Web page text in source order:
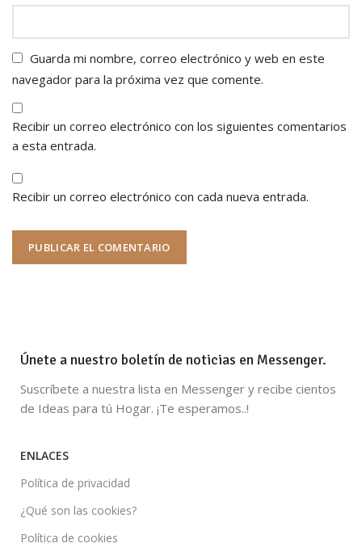
Guarda mi nombre, correo electrónico y web en este
navegador para la próxima vez que comente.
Recibir un correo electrónico con los siguientes comentarios
a esta entrada.
Recibir un correo electrónico con cada nueva entrada.
Únete a nuestro boletín de noticias en Messenger.
Suscríbete a nuestra lista en Messenger y recibe cientos
de Ideas para tú Hogar. ¡Te esperamos..!
ENLACES
Política de privacidad
¿Qué son las cookies?
Política de cookies